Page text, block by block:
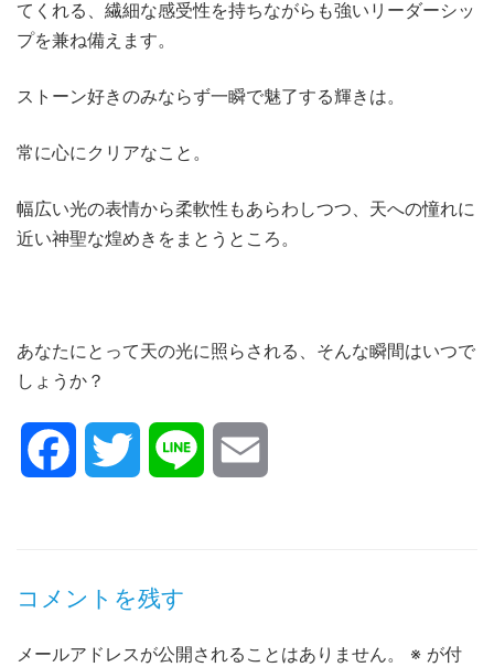
てくれる、繊細な感受性を持ちながらも強いリーダーシッ
プを兼ね備えます。
ストーン好きのみならず一瞬で魅了する輝きは。
常に心にクリアなこと。
幅広い光の表情から柔軟性もあらわしつつ、天への憧れに
近い神聖な煌めきをまとうところ。
あなたにとって天の光に照らされる、そんな瞬間はいつで
しょうか？
FacebookTwitter Line
コメントを残す
メールアドレスが公開されることはありません。 ※ が付